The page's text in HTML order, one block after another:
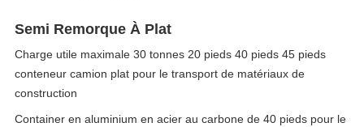
Semi Remorque À Plat
Charge utile maximale 30 tonnes 20 pieds 40 pieds 45 pieds
conteneur camion plat pour le transport de matériaux de
construction
Container en aluminium en acier au carbone de 40 pieds pour le